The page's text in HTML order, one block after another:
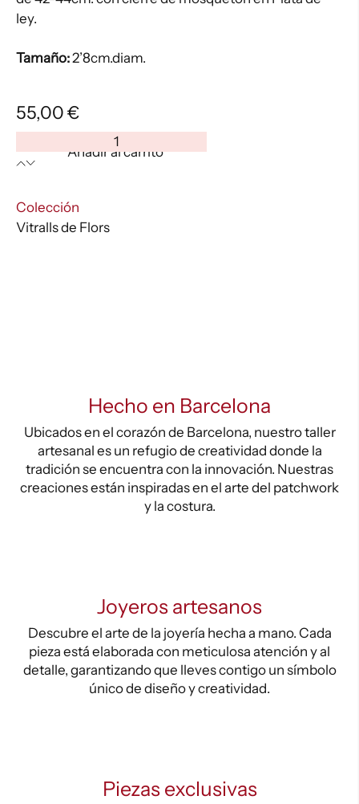
ley.
Tamaño:2’8cm.diam.
55,00€
DE
Rosa
Calada
Añadir al carrito
Colección
Vitralls de Flors
Hecho en Barcelona
Ubicados en el corazón de Barcelona, nuestro taller
artesanal es un refugio de creatividad donde la
tradición se encuentra con la innovación. Nuestras
creaciones están inspiradas en el arte del patchwork
y la costura.
Joyeros artesanos
Descubre el arte de la joyería hecha a mano. Cada
pieza está elaborada con meticulosa atención y al
detalle, garantizando que lleves contigo un símbolo
único de diseño y creatividad.
Piezas exclusivas